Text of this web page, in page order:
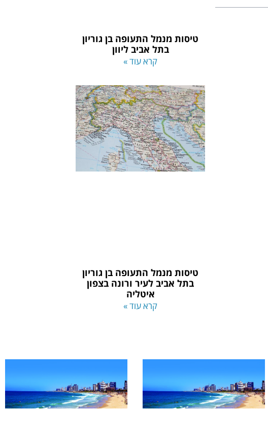
טיסות מנמל התעופה בן גוריון
בתל אביב ליוון
קרא עוד »
טיסות מנמל התעופה בן גוריון
בתל אביב לעיר ורונה בצפון
איטליה
קרא עוד »